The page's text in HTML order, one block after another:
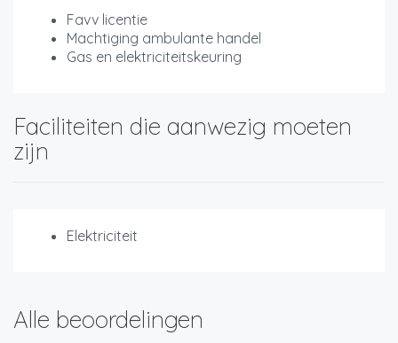
Favv licentie
Machtiging ambulante handel
Gas en elektriciteitskeuring
Faciliteiten die aanwezig moeten
zijn
Elektriciteit
Alle beoordelingen